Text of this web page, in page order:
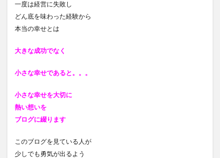
一度は経営に失敗し
どん底を味わった経験から
本当の幸せとは
大きな成功でなく
小さな幸せであると。。。
小さな幸せを大切に
熱い想いを
ブログに綴ります
このブログを見ている人が
少しでも勇気が出るよう